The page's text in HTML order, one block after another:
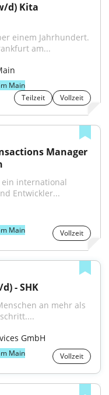
d) Kita
einem Jahrhundert.
am...
Main
Teilzeit
Vollzeit
Manager
international
Entwickler...
Main Vollzeit
- SHK
an mehr als
GmbH
Main Vollzeit